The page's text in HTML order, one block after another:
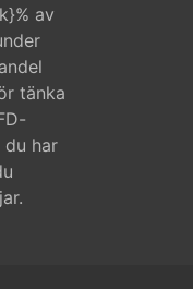
av
tänka
har